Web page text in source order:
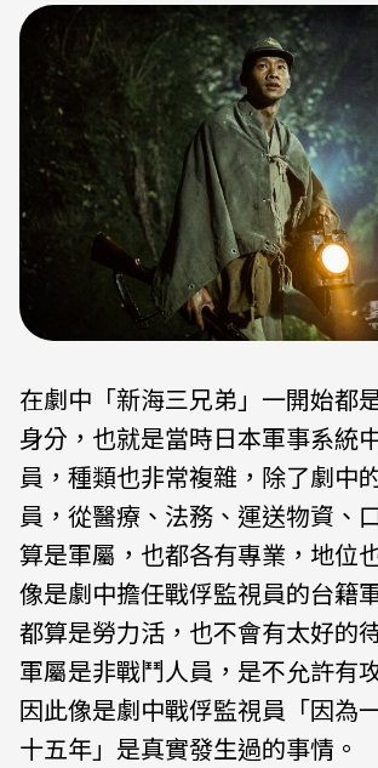
在劇中「新海三兄弟」一開始都
身分，也就是當時日本軍事系統
員，種類也非常複雜，除了劇中
員，從醫療、法務、運送物資、
算是軍屬，也都各有專業，地位
像是劇中擔任戰俘監視員的台籍
都算是勞力活，也不會有太好的
軍屬是非戰鬥人員，是不允許有
因此像是劇中戰俘監視員「因為
十五年」是真實發生過的事情。